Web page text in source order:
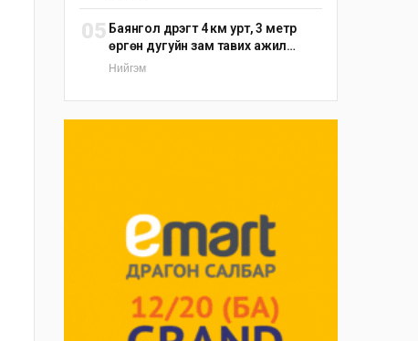
05 Баянгол дүүрэгт 4 км урт, 3 метр
өргөн дугуйн зам тавих ажил
үргэлжилж байна
Нийгэм